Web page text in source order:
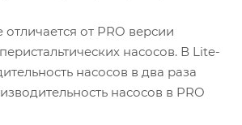
отличается от PRO версии
насосов. В Lite-
насосов в два раза
насосов в PRO